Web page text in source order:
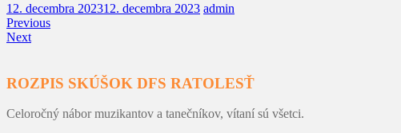
12. decembra 202312. decembra 2023 admin
Previous
Next
ROZPIS SKÚŠOK DFS RATOLESŤ
Celoročný nábor muzikantov a tanečníkov, vítaní sú všetci.